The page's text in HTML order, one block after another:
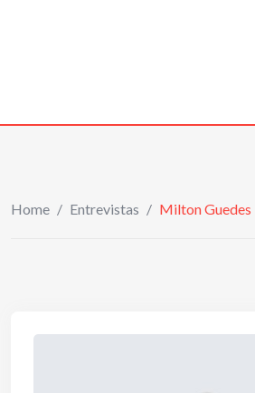
Home / Entrevistas / Milton Guedes